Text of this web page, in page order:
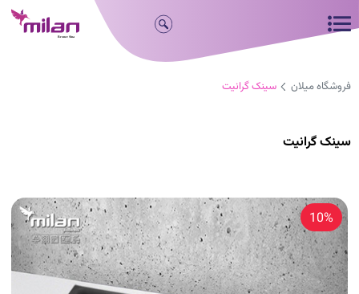
فروشگاه میلان سینک گرانیت
سینک گرانیت
10%